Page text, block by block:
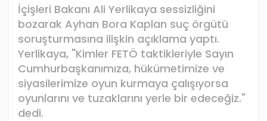
İçişleri Bakanı Ali Yerlikaya sessizliğini
bozarak Ayhan Bora Kaplan suç örgütü
soruşturmasına ilişkin açıklama yaptı.
Yerlikaya, "Kimler FETÖ taktikleriyle Sayın
Cumhurbaşkanımıza, hükümetimize ve
siyasilerimize oyun kurmaya çalışıyorsa
oyunlarını ve tuzaklarını yerle bir edeceğiz."
dedi.